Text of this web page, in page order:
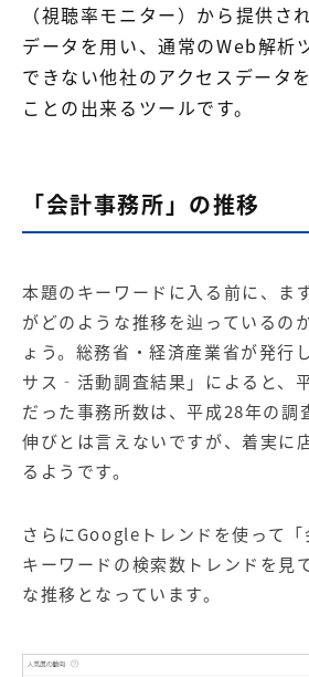
（視聴率モニター）から提供さ
データを用い、通常のWeb解析
できない他社のアクセスデータ
ことの出来るツールです。
「会計事務所」の推移
本題のキーワードに入る前に、ま
がどのような推移を辿っているの
ょう。総務省・経済産業省が発行
サス‐活動調査結果」によると、
だった事務所数は、平成28年の調
伸びとは言えないですが、着実に
るようです。
さらにGoogleトレンドを使って「
キーワードの検索数トレンドを見
な推移となっています。